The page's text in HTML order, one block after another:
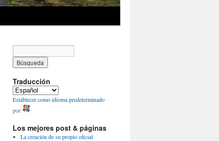
Traducción
Establecer como idioma predeterminado
por
Los mejores post & páginas
La creación de su propio oficial